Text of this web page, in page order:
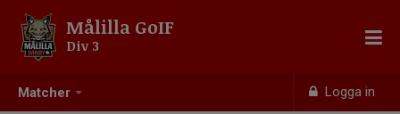
Matcher Logga in
Målilla GoIF
Div 3